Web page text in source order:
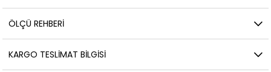
ÖLÇÜ REHBERI
KARGO TESLIMAT BILGISI